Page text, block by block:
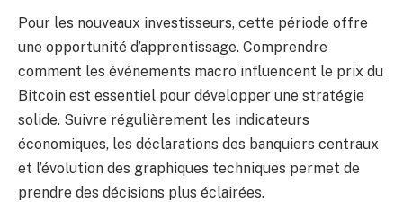
Pour les nouveaux investisseurs, cette période offre
une opportunité d’apprentissage. Comprendre
comment les événements macro influencent le prix du
Bitcoin est essentiel pour développer une stratégie
solide. Suivre régulièrement les indicateurs
économiques, les déclarations des banquiers centraux
et l’évolution des graphiques techniques permet de
prendre des décisions plus éclairées.